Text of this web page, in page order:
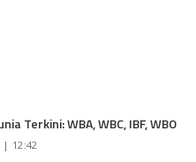
Terkini: WBA, WBC, IBF, WBO
| 12:42